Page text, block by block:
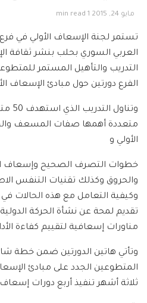
مايو 24, 2015 1 min read
تستمر لجنة الإسعاف الأولي في
العربي السوري بحلب بنشر ثقافة
التدريب والتأهيل المستمر
الفرع دورتين حول مبادئ الإسعاف
متعددة أهمها صفات المسعف
الأولي و
خطوات التصرف الصحيح وإسعاف
والحروق وكذلك تقنيات التنفس
وكيفية التعامل مع هذه الحالات
تقديم لمحة عن نشأة الحركة
مناورات إسعافية لتقييم كفاءة
وتأتي هاتين الدورتين ضمن خطة
المتطوعين الجدد على مبادئ
ثلاثة أشهر تنفيذ أربع دورات إسعاف